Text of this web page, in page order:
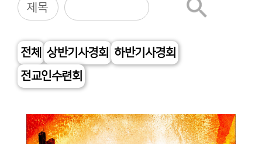
전체 상반기사경회
하반기사경회
전교인수련회